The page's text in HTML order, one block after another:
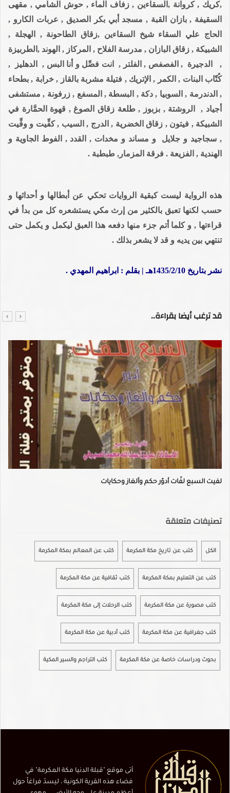
,كريك , كروانة ,السقاءين , زفاف الماء , حوش الشامي , مقهى
السقيفة , بازان القبة , مسجد أبي بكر الصديق , عربات الكارو ,
الحاج علي السقاء شيخ السقاءين ,زقاق الطاحونة , الهجلة ,
الشبيكة , زقاق البازان , مدرسة الفلاح , المركاز , الهوند ,الطربيزة
, الدجيرة , الفصفص , الفلتر , انت فصِّل و أنا البس , الدهليز ,
كُتّاب البنات , الكمر , الإتريك , فتيلة مشربة بالقاز , خرابة , بطحاء
, الدندرمة , السوبيا , دكة , البسطة , المسفع , زرفونة , مستشفى
أجياد , الروشتة , بزبوز , طلعة زقاق الصوغ , قهوة الحمَّارة في
الشبيكة , فيتون , زقاق الخضرية , الدرج , السيب , كفِّيت و وفِّيت
, سجاجيد و جلايل و مساند و مخدات , القدد , الفوط الجاوية و
الهندية , الفزيعة . فرقة المزمار, طبطبة .
هذه الرواية ليست كبقية الروايات تحكي عن أبطالها و أحداثها و
حسب لكنها تعبق بالكثير من إرث مكي يستشعره كل من بدأ في
قراءتها , و كلما أتم جزء منها دفعه هذا العبق ليكمل و يكمل حتى
تنتهي بين يديه و قد لا يشعر بذلك .
نشر بتاريخ 1435/2/10هـ | بقلم : ابراهيم المهدي .
قد ترغب أيضا بقراءة..
لفيت السبع لفّات أدوّر حكم وألغاز وحكايات
تصنيفات متعلقة
الكل كتب عن تاريخ مكة المكرمة كتب عن المعالم بمكة المكرمة
كتب عن التعليم بمكة المكرمة كتب ثقافية عن مكة المكرمة
كتب مصورة عن مكة المكرمة كتب الرحلات إلى مكة المكرمة
كتب جغرافية عن مكة المكرمة كتب أدبية عن مكة المكرمة
بحوث ودراسات خاصة عن مكة المكرمة كتب التراجم والسير المكية
أتى موقع "قبلة الدنيا مكة المكرمة" في
فضاء هذه القرية الكونية ، ليسدّ فراغاً حول